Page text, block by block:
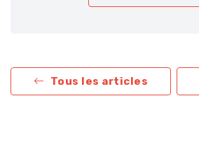
Tous les articles